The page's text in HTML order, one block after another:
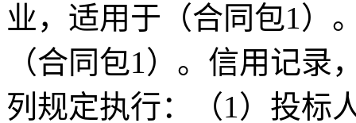
业，适用于（合同包1）
（合同包1）。信用记录
列规定执行：（1）投标